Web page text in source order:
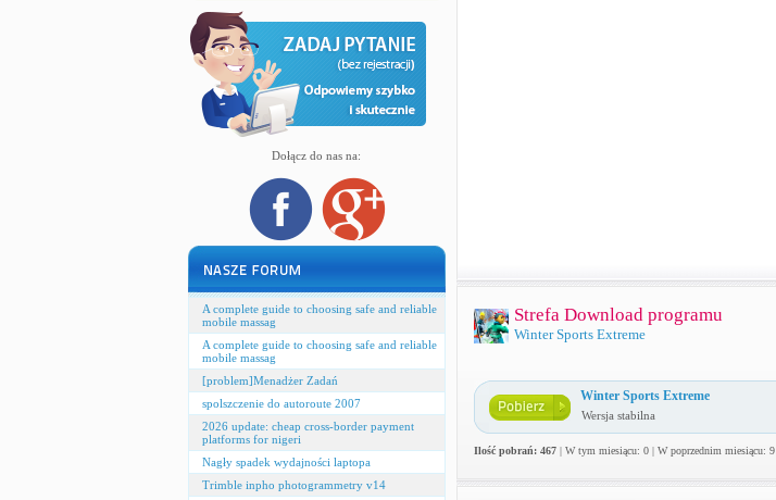
Dołącz do nas na:
A complete guide to choosing safe and reliable
mobile massag
A complete guide to choosing safe and reliable
mobile massag
[problem]Menadżer Zadań
spolszczenie do autoroute 2007
2026 update: cheap cross‑border payment
platforms for nigeri
Nagły spadek wydajności laptopa
Trimble inpho photogrammetry v14
Strefa Download programu
Winter Sports Extreme
Winter Sports Extreme
Wersja stabilna
Ilość pobrań: 467| W tym miesiącu: 0 | W poprzednim miesiącu: 9